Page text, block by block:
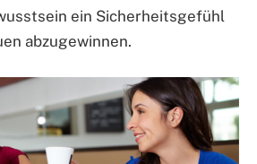
ein Sicherheitsgefühl
abzugewinnen.